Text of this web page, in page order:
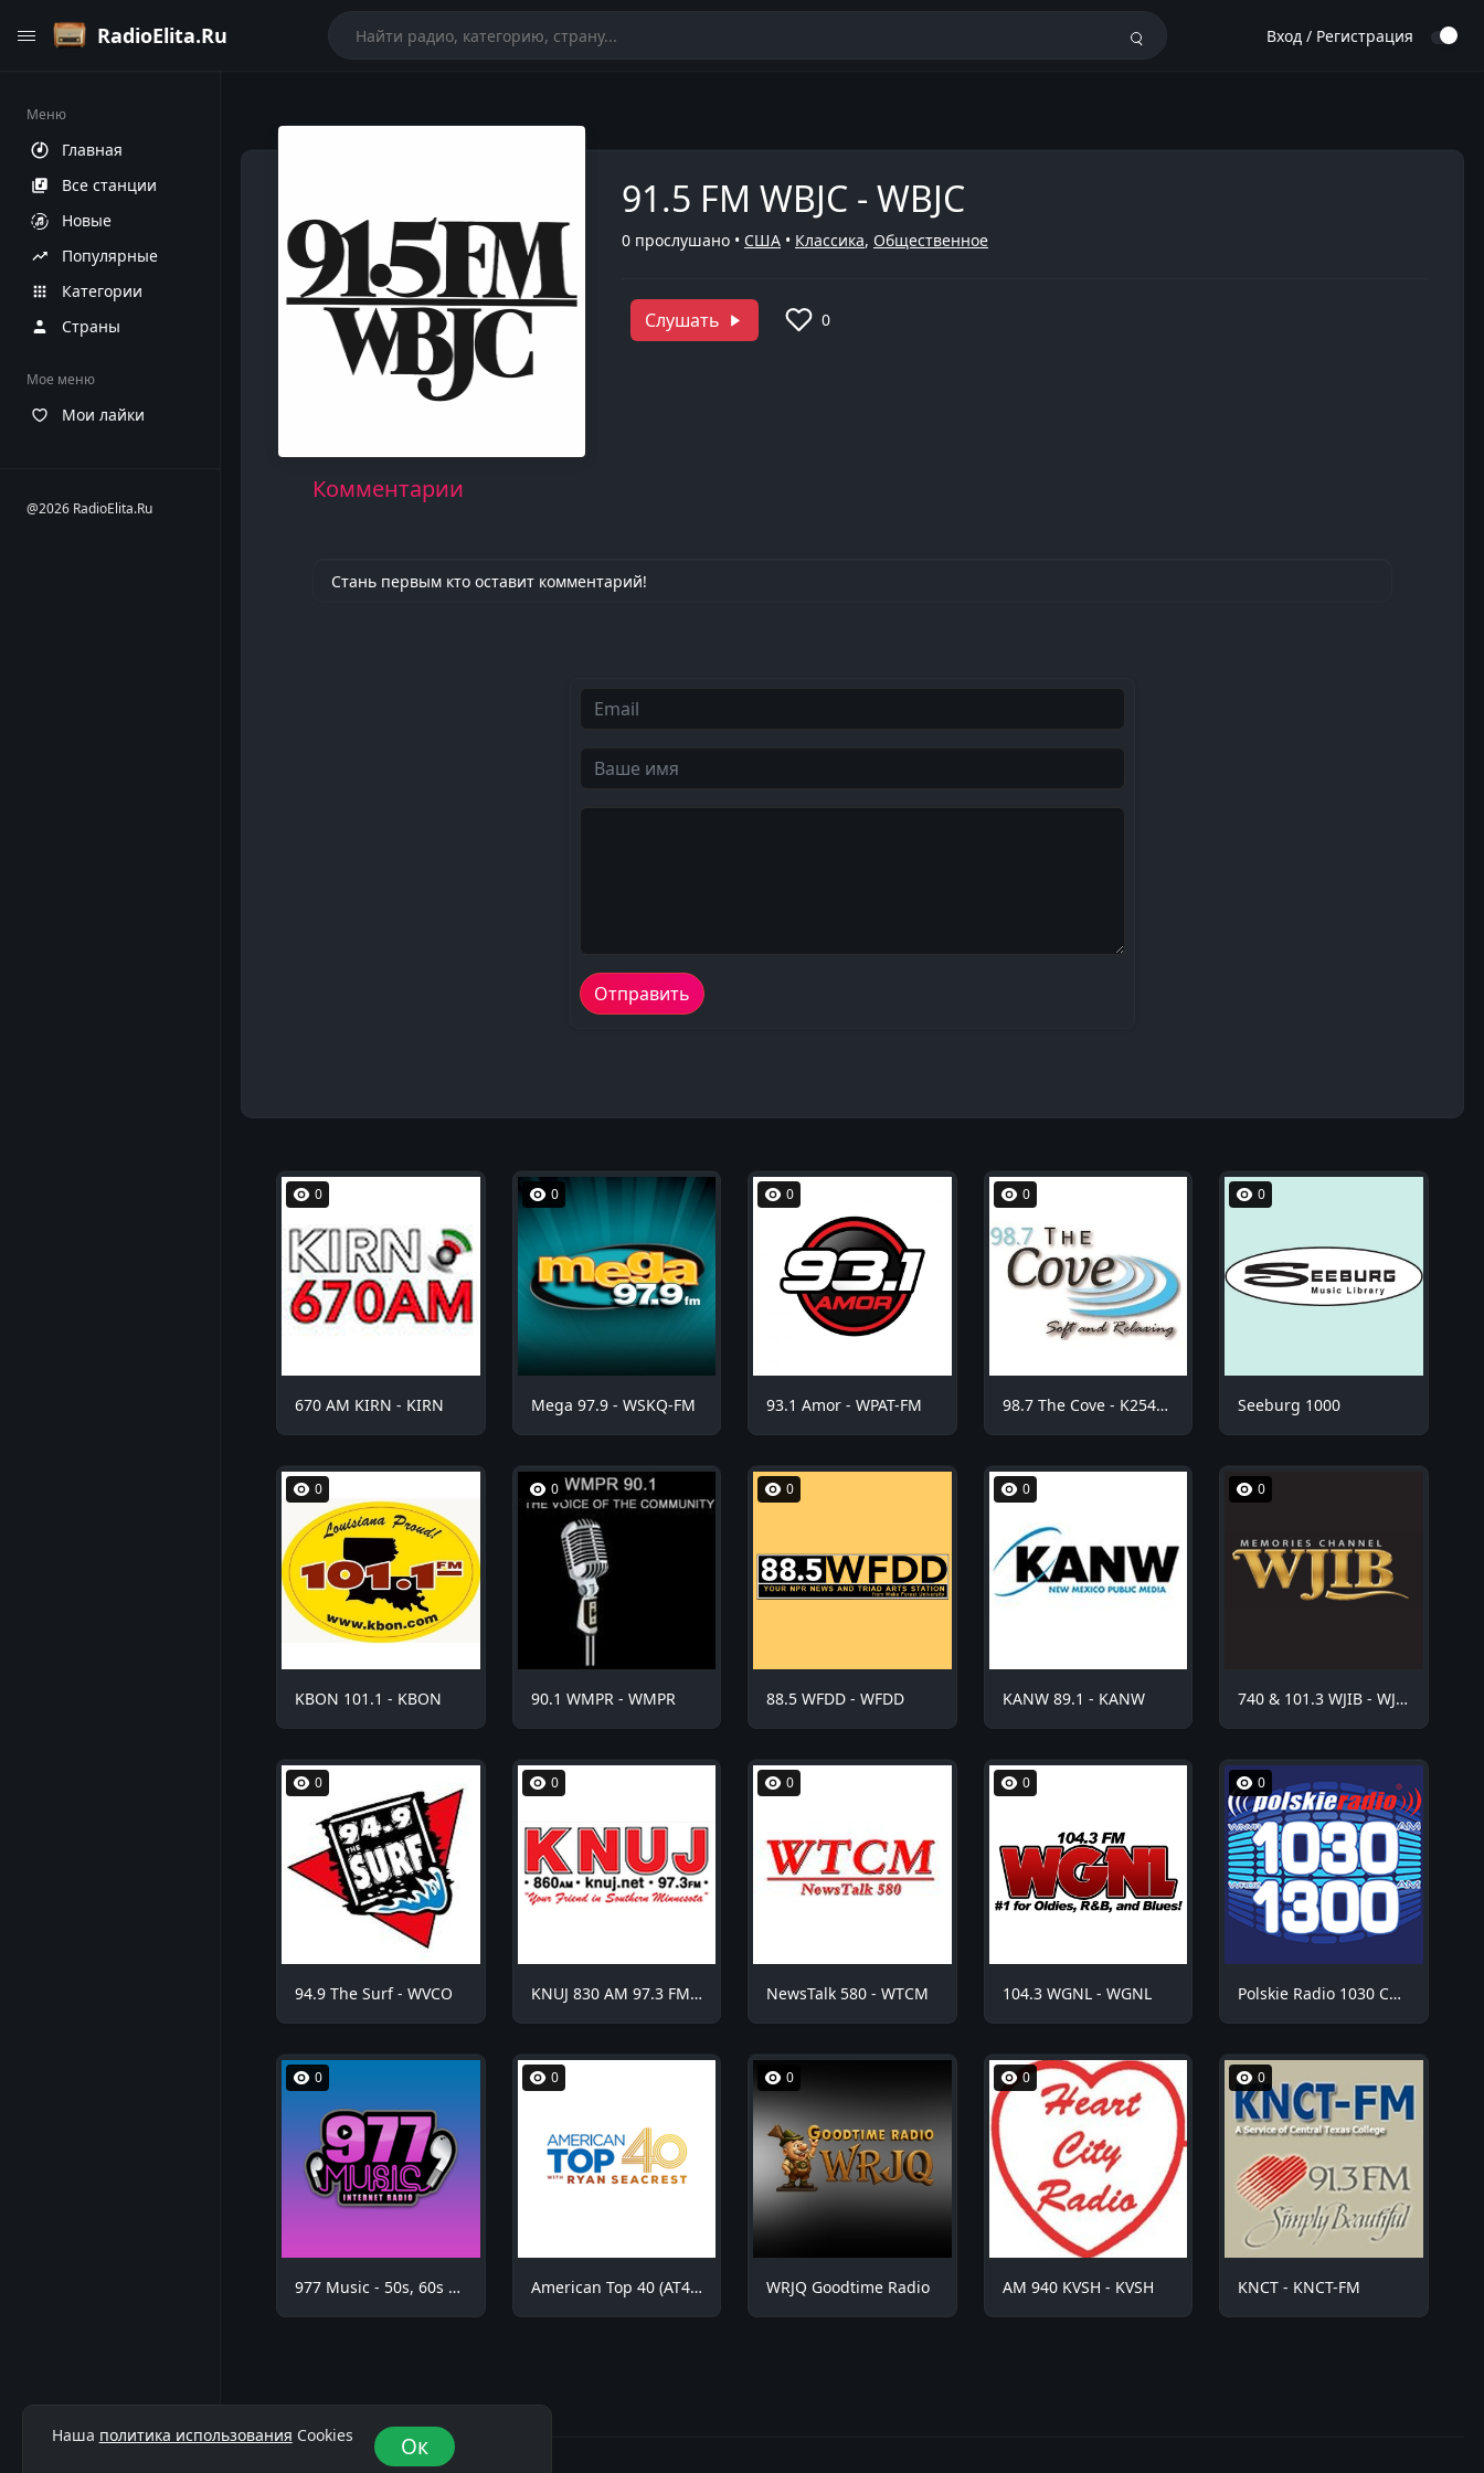
RadioElita.Ru Вход / Регистрация
Меню
Главная
Все станции
Новые
Популярные
Категории
Страны
Мое меню
Мои лайки
@2026 RadioElita.Ru
91.5 FM WBJC - WBJC
0 прослушано • США • Классика, Общественное
Слушать 0
Комментарии
Стань первым кто оставит комментарий!
0
670 AM KIRN - KIRN
0
Mega 97.9 - WSKQ-FM
0
93.1 Amor - WPAT-FM
0
98.7 The Cove - K254BE
0
Seeburg 1000
0
KBON 101.1 - KBON
0
90.1 WMPR - WMPR
0
88.5 WFDD - WFDD
0
KANW 89.1 - KANW
0
740 & 101.3 WJIB - WJIB
0
94.9 The Surf - WVCO
0
KNUJ 830 AM 97.3 FM - KNUJ
0
NewsTalk 580 - WTCM
0
104.3 WGNL - WGNL
0
Polskie Radio 1030 Chicago - WNVR
0
977 Music - 50s, 60s Hits
0
American Top 40 (AT40)
0
WRJQ Goodtime Radio
0
AM 940 KVSH - KVSH
0
KNCT - KNCT-FM
Наша политика использования Cookies Ок